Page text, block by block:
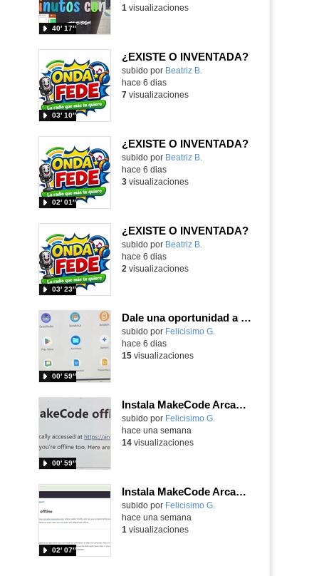
40′ 17″
1 visualizaciones
¿EXISTE O INVENTADA?
Contenido educativo.
subido por Beatriz B.
03′ 10″
hace 6 dias
7visualizaciones
¿EXISTE O INVENTADA?
Contenido educativo.
subido por Beatriz B.
02′ 01″
hace 6 dias
3visualizaciones
¿EXISTE O INVENTADA?
Contenido educativo.
subido por Beatriz B.
03′ 23″
hace 6 dias
2 visualizaciones
Dale una oportunidad a los Chromebooks y utiliza un proyector para realizar talleres si no tienes pantallas táctiles
Contenido educativo.
subido por Felicisimo G.
00′ 59″
hace 6 dias
15visualizaciones
Instala MakeCode Arcade para trabajar offline en tu tablet, ordenador, Chromebook
Contenido educativo.
subido por Felicisimo G.
00′ 59″
hace una semana
14visualizaciones
Instala MakeCode Arcade offline para programar grandes juegos sin necesidad de Internet
Contenido educativo.
subido por Felicisimo G.
02′ 07″
hace una semana
1 visualizaciones